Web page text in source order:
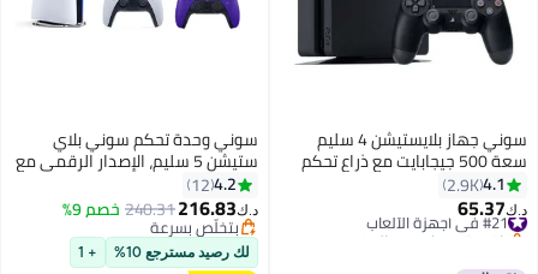
سوني جهاز بلايستيشن 4 سليم
سعة 500 جيجابايت مع ذراع تحكم
4.1
2.9K
د.ك‏65.37
#21 في أجهزة الألعاب
باقي 5 وحدات في المخزون
#21 في أجهزة الألعاب
سوني وحدة تحكم سوني بلاي
ستيشن 5 سليم، الإصدار الرقمي مع
وحدة تحكم أرجوانية إضافية
4.2
12
د.ك‏216.83
240.31خصم 9%
بتخلّص بسرعة
بتخلّص بسرعة
لك رصيد مسترجع 10% + 1